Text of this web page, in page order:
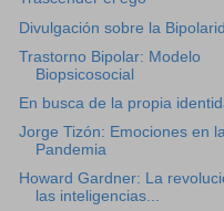
Divulgación sobre la
Trastorno Bipolar: Modelo
Biopsicosocial
En busca de la propia
Jorge Tizón: Emociones en la
Pandemia
Howard Gardner: La
las inteligencias...